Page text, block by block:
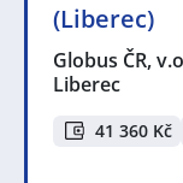
(Liberec)
Globus ČR,
Liberec
41 360 Kč